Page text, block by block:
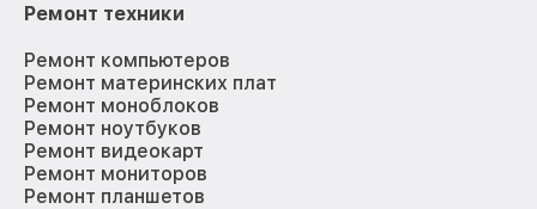
Ремонт техники
Ремонт компьютеров
Ремонт материнских плат
Ремонт моноблоков
Ремонт ноутбуков
Ремонт видеокарт
Ремонт мониторов
Ремонт планшетов